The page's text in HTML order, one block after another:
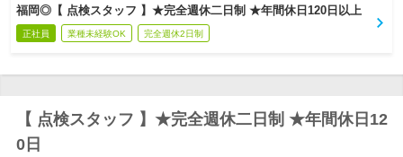
福岡◎【 点検スタッフ 】★完全週休二日制 ★年間休日120日以上
正社員 業種未経験OK 完全週休2日制
【 点検スタッフ 】★完全週休二日制 ★年間休日12
0日